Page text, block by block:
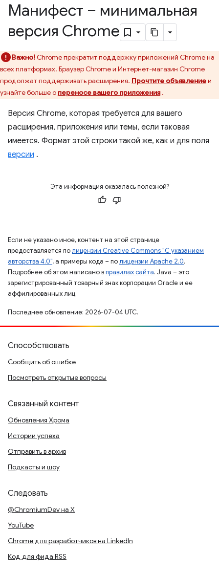
Манифест – минимальная
версия Chrome
Важно!Chrome прекратит поддержку приложений Chrome на
всех платформах. Браузер Chrome и Интернет-магазин Chrome
продолжат поддерживать расширения. Прочтите объявлениеи
узнайте больше о переносе вашего приложения .
Версия Chrome, которая требуется для вашего
расширения, приложения или темы, если таковая
имеется. Формат этой строки такой же, как и для поля
версии .
Эта информация оказалась полезной?
Если не указано иное, контент на этой странице
предоставляется полицензии Creative Commons "С указанием
авторства 4.0", а примеры кода – полицензии Apache 2.0.
Подробнее об этом написано вправилах сайта. Java – это
зарегистрированный товарный знак корпорации Oracle и ее
аффилированных лиц.
Последнее обновление: 2026-07-04 UTC.
Способствовать
Сообщить об ошибке
Посмотреть открытые вопросы
Связанный контент
Обновления Хрома
Истории успеха
Отправить в архив
Подкасты и шоу
Следовать
@ChromiumDev на X
YouTube
Chrome для разработчиков на LinkedIn
Код для фида RSS